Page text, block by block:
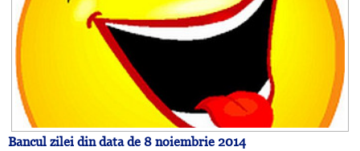
Bancul zilei din data de 8 noiembrie 2014